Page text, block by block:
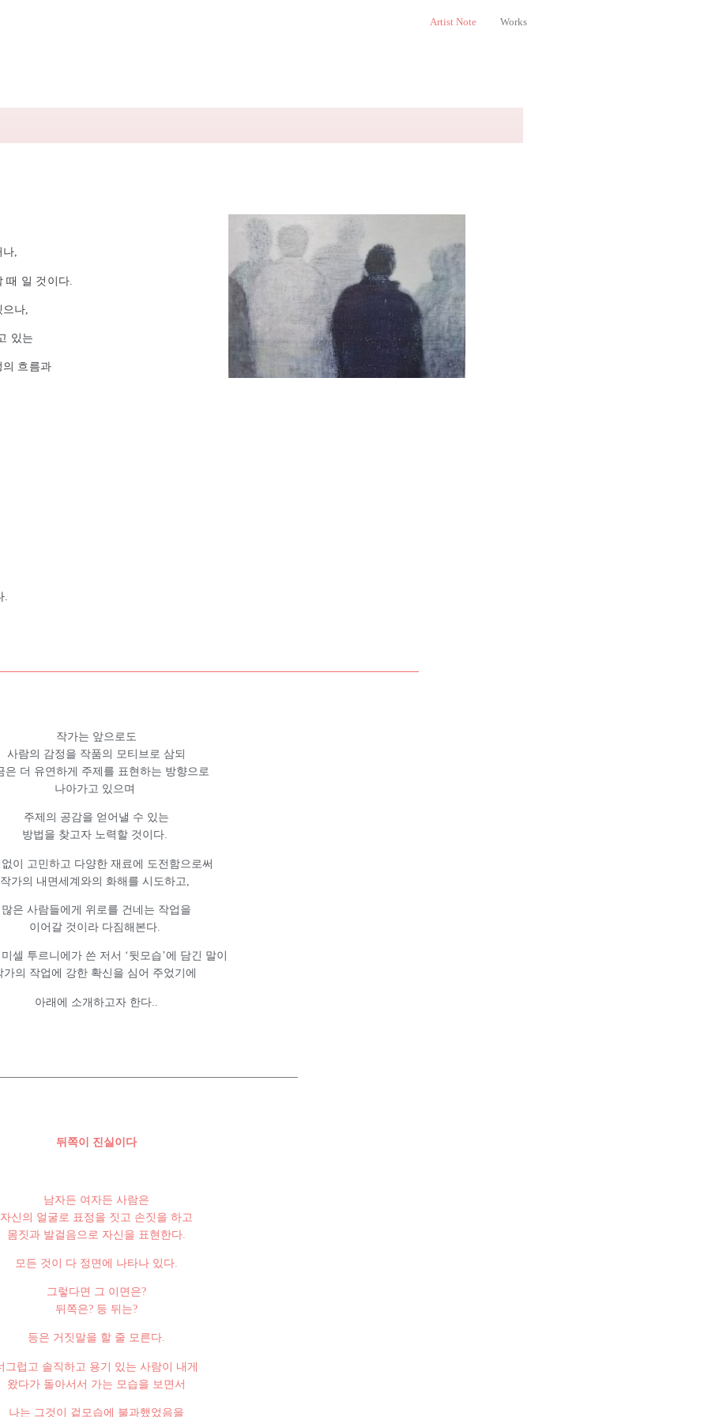
Artist Note Works
나,
때 일 것이다.
나,
있는
흐름과
.
작가는 앞으로도
사람의 감정을 작품의 모티브로 삼되
은 더 유연하게 주제를 표현하는 방향으로
나아가고 있으며
주제의 공감을 얻어낼 수 있는
방법을 찾고자 노력할 것이다.
이 고민하고 다양한 재료에 도전함으로써
작가의 내면세계와의 화해를 시도하고,
많은 사람들에게 위로를 건네는 작업을
이어갈 것이라 다짐해본다.
셀 투르니에가 쓴 저서 ‘뒷모습’에 담긴 말이
가의 작업에 강한 확신을 심어 주었기에
아래에 소개하고자 한다..
뒤쪽이 진실이다
남자든 여자든 사람은
자신의 얼굴로 표정을 짓고 손짓을 하고
몸짓과 발걸음으로 자신을 표현한다.
모든 것이 다 정면에 나타나 있다.
그렇다면 그 이면은?
뒤쪽은? 등 뒤는?
등은 거짓말을 할 줄 모른다.
그럽고 솔직하고 용기 있는 사람이 내게
왔다가 돌아서서 가는 모습을 보면서
나는 그것이 겉모습에 불과했었음을